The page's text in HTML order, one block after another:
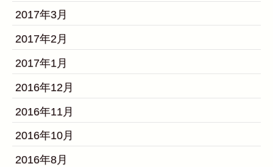
2017年3月
2017年2月
2017年1月
2016年12月
2016年11月
2016年10月
2016年8月